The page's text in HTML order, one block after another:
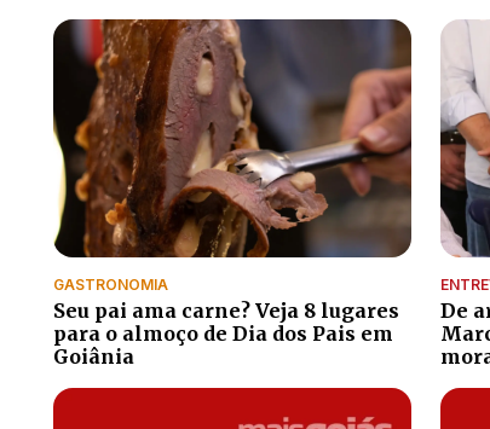
GASTRONOMIA
Seu pai ama carne? Veja 8 lugares
para o almoço de Dia dos Pais em
Goiânia
De